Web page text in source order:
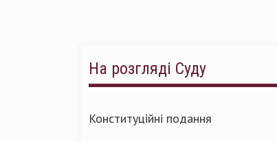
На розгляді Суду
Конституційні подання